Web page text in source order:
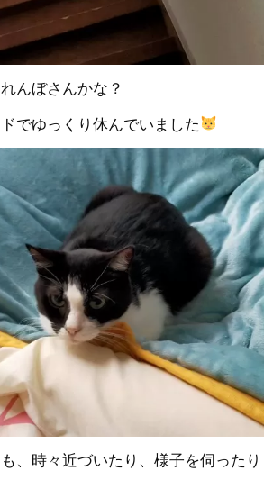
んぼさんかな？
でゆっくり休んでいました
、時々近づいたり、様子を伺ったり